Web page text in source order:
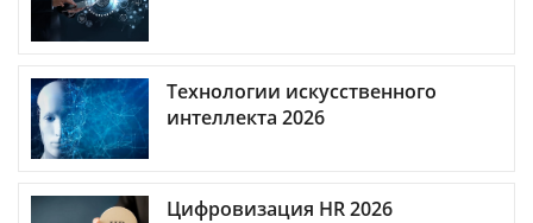
Технологии искусственного
интеллекта 2026
Цифровизация HR 2026